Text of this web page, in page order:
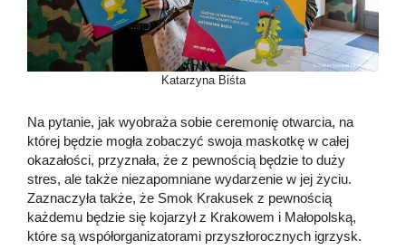
Katarzyna Biśta
Na pytanie, jak wyobraża sobie ceremonię otwarcia, na
której będzie mogła zobaczyć swoja maskotkę w całej
okazałości, przyznała, że z pewnością będzie to duży
stres, ale także niezapomniane wydarzenie w jej życiu.
Zaznaczyła także, że Smok Krakusek z pewnością
każdemu będzie się kojarzył z Krakowem i Małopolską,
które są współorganizatorami przyszłorocznych igrzysk.